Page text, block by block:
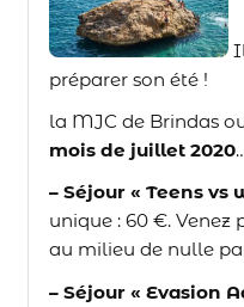
Il
préparer son été !
la MJC de Brindas
mois de juillet 2020
– Séjour « Teens vs
unique : 60 €. Venez
au milieu de nulle
– Séjour « Evasion